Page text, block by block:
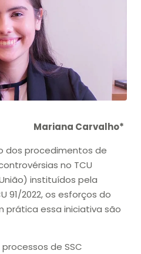
Mariana Carvalho*
dos procedimentos de
no TCU
instituídos pela
91/2022, os esforços do
prática essa iniciativa são
de SSC